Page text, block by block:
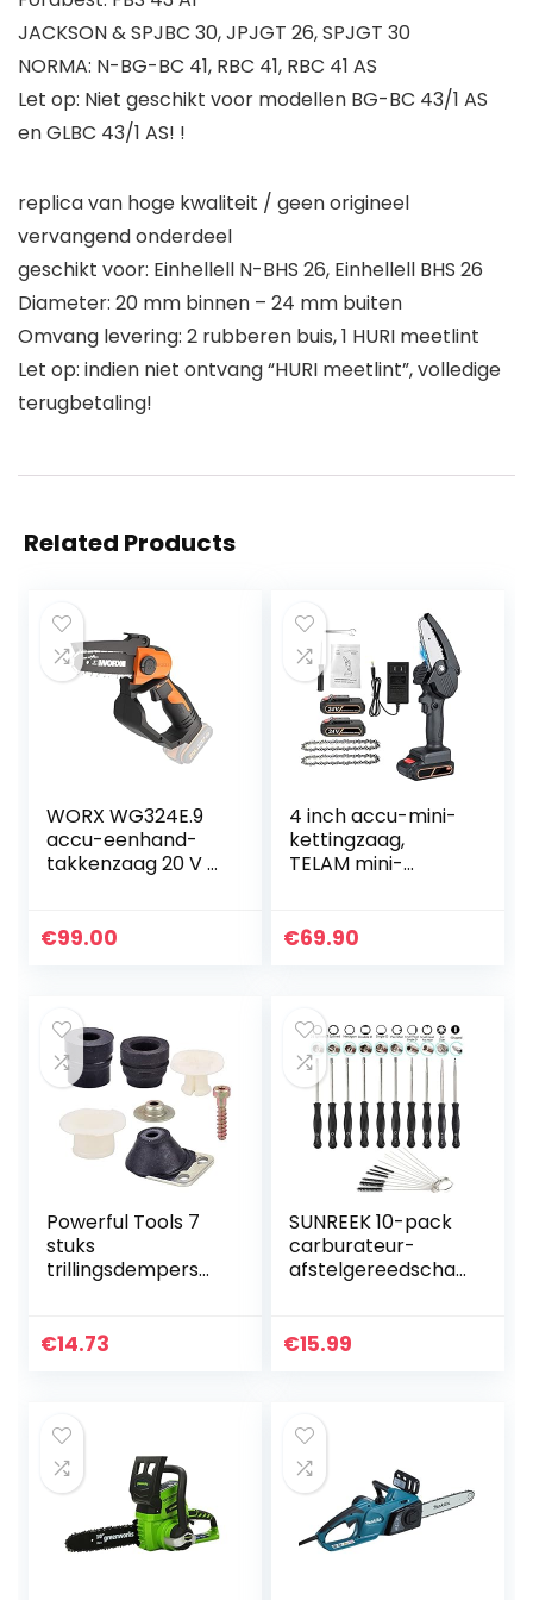
JACKSON & SPJBC 30, JPJGT 26, SPJGT 30
NORMA: N-BG-BC 41, RBC 41, RBC 41 AS
Let op: Niet geschikt voor modellen BG-BC 43/1 AS
en GLBC 43/1 AS! !
replica van hoge kwaliteit / geen origineel
vervangend onderdeel
geschikt voor: Einhellell N-BHS 26, Einhellell BHS 26
Diameter: 20 mm binnen – 24 mm buiten
Omvang levering: 2 rubberen buis, 1 HURI meetlint
Let op: indien niet ontvang “HURI meetlint”, volledige
terugbetaling!
Related Products
WORX WG324E.9
accu-eenhand-
takkenzaag 20 V –
licht en
zonder…
€99.00
4 inch accu-mini-
kettingzaag,
TELAM mini-
mAhdraagbare
€69.90
Powerful Tools 7
stuks
trillingsdempers
set voor Stihl 026
€14.73
SUNREEK 10-pack
carburateur-
afstelgereedscha
reinigingsborsteln
€15.99